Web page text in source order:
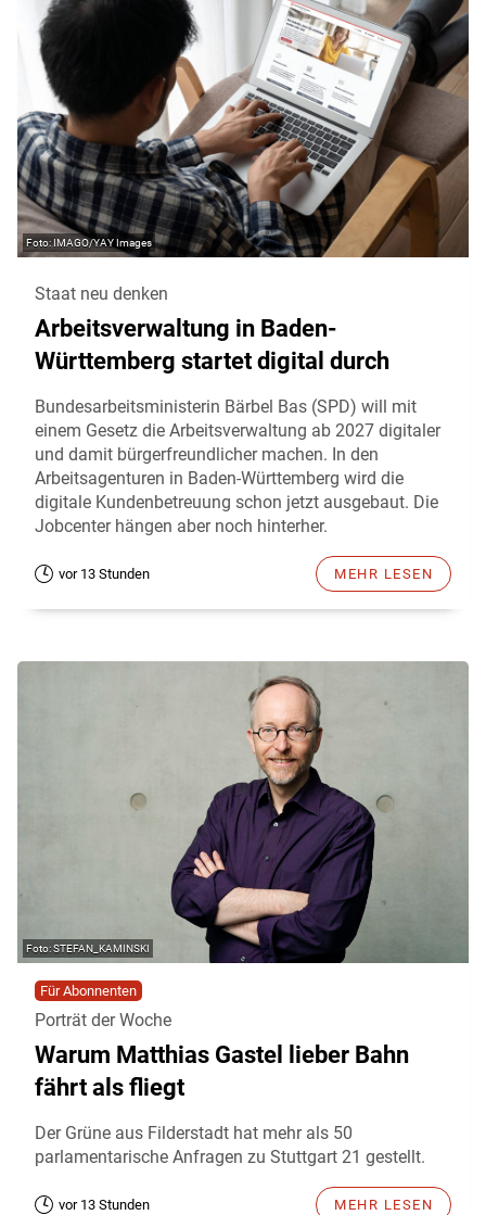
IMAGO/YAY Images
Staat neu denken
Arbeitsverwaltung in Baden-
Württemberg startet digital durch
Bundesarbeitsministerin Bärbel Bas (SPD) will mit
einem Gesetz die Arbeitsverwaltung ab 2027 digitaler
und damit bürgerfreundlicher machen. In den
Arbeitsagenturen in Baden-Württemberg wird die
digitale Kundenbetreuung schon jetzt ausgebaut. Die
Jobcenter hängen aber noch hinterher.
vor 13 Stunden MEHR LESEN
STEFAN_KAMINSKI
Für Abonnenten
Porträt der Woche
Warum Matthias Gastel lieber Bahn
fährt als fliegt
Der Grüne aus Filderstadt hat mehr als 50
parlamentarische Anfragen zu Stuttgart 21 gestellt.
vor 13 Stunden MEHR LESEN